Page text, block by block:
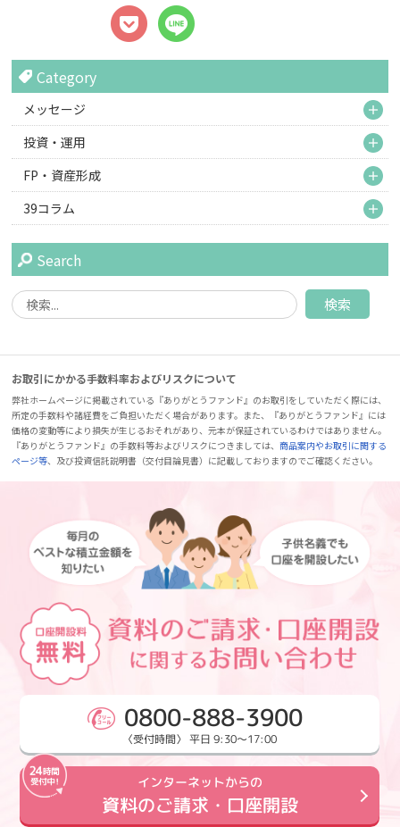
Category
メッセージ
投資・運用
FP・資産形成
39コラム
Search
お取引にかかる手数料率およびリスクについて
弊社ホームページに掲載されている『ありがとうファンド』のお取引をしていただく際には、
所定の手数料や諸経費をご負担いただく場合があります。また、『ありがとうファンド』には
価格の変動等により損失が生じるおそれがあり、元本が保証されているわけではありません。
『ありがとうファンド』の手数料等およびリスクにつきましては、商品案内やお取引に関する
ページ等、及び投資信託説明書（交付目論見書）に記載しておりますのでご確認ください。
0800-888-3900
〈受付時間〉 平日 9:30～17:00
インターネットからの
資料のご請求・口座開設